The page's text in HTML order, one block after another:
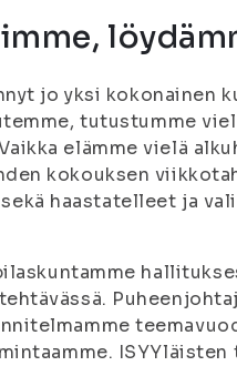
jo yksi kokonainen
tutustumme
elämme vielä
kokouksen
haastatelleet ja